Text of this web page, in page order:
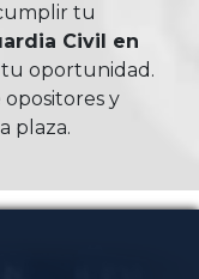
tu
Civil en
tu oportunidad.
y
plaza.